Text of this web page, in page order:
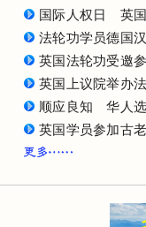
国际人权日 英
法轮功学员德国
英国法轮功受邀
英国上议院举办
顺应良知 华人
英国学员参加古